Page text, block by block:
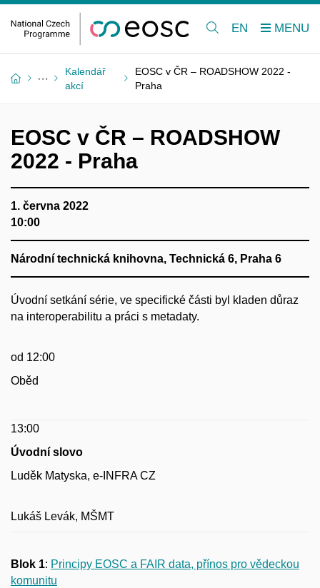
EN
Kalendář
akcí
EOSC v ČR – ROADSHOW 2022 -
Praha
EOSC v ČR – ROADSHOW
2022 - Praha
1. června 2022
10:00
Národní technická knihovna, Technická 6, Praha 6
Úvodní setkání série, ve specifické části byl kladen důraz
na interoperabilitu a práci s metadaty.
od 12:00
Oběd
13:00
Úvodní slovo
Luděk Matyska, e-INFRA CZ
Lukáš Levák, MŠMT
Blok 1: Principy EOSC a FAIR data, přínos pro vědeckou
komunitu